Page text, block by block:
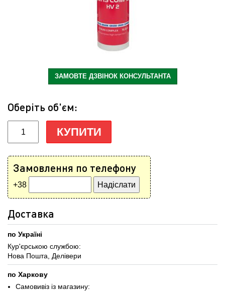
ЗАМОВТЕ ДЗВІНОК КОНСУЛЬТАНТА
Оберіть об'єм:
КУПИТИ
Замовлення по телефону
+38
Доставка
по Україні
Кур'єрською службою:
Нова Пошта, Делівери
по Харкову
Самовивіз із магазину: